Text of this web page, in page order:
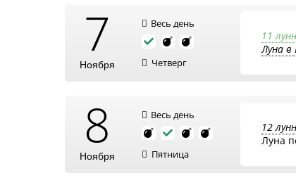
7
Ноября
Весь день
Четверг
11
Луна в
8
Ноября
Весь день
Пятница
12
Луна